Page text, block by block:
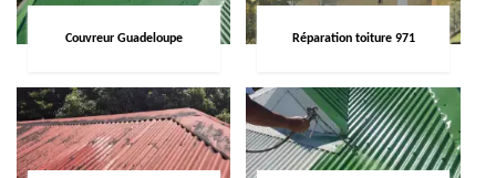
Couvreur Guadeloupe Réparation toiture 971